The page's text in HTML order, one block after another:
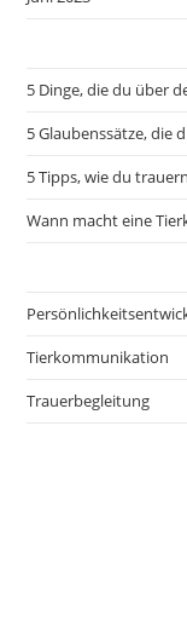
5 Dinge, die du über
5 Glaubenssätze, die
5 Tipps, wie du
Wann macht eine
Tierkommunikation
Trauerbegleitung